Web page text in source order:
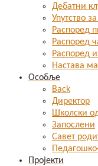
Дебатни
Упутство
Распоред
Распоред
Распоред
Настава
Особље
Back
Директор
Школски
Запослени
Савет
Пројекти